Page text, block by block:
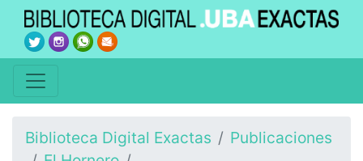
Biblioteca Digital Exactas
Publicaciones